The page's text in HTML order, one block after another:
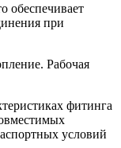
обеспечивает
при
Рабочая
фитинга
условий